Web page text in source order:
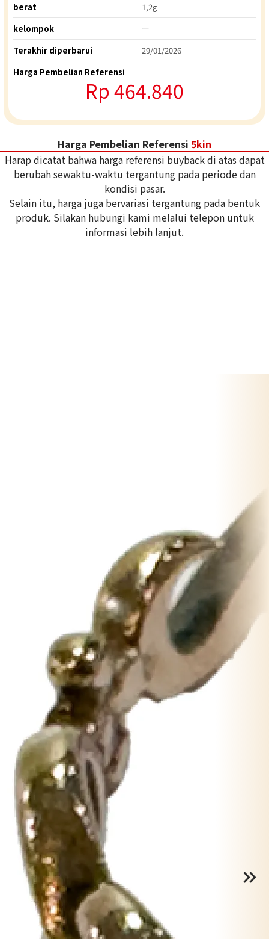
berat
1,2g
kelompok
ー
Terakhir diperbarui
29/01/2026
Harga Pembelian Referensi
Rp 464.840
Harga Pembelian Referensi 5kin
Harap dicatat bahwa harga referensi buyback di atas dapat
berubah sewaktu-waktu tergantung pada periode dan
kondisi pasar.
Selain itu, harga juga bervariasi tergantung pada bentuk
produk. Silakan hubungi kami melalui telepon untuk
informasi lebih lanjut.